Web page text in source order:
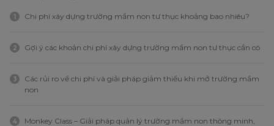
1 Chi phí xây dựng trường mầm non tư thục khoảng bao nhiêu?
2 Gợi ý các khoản chi phí xây dựng trường mầm non tư thục cần có
3
Các rủi ro về chi phí và giải pháp giảm thiểu khi mở trường mầm
non
4
Monkey Class – Giải pháp quản lý trường mầm non thông minh,